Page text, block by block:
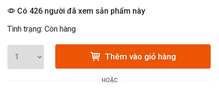
Có 426 người đã xem sản phẩm này
Tình trạng: Còn hàng
Thêm vào giỏ hàng
HOẶC